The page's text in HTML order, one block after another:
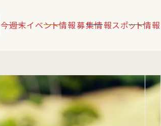
今週末イベント情報募集情報スポット情報